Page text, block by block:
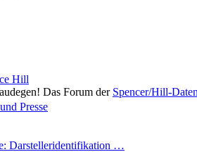
Hill
Das Forum der Spencer/Hill-
Presse
Darstelleridentifikation …